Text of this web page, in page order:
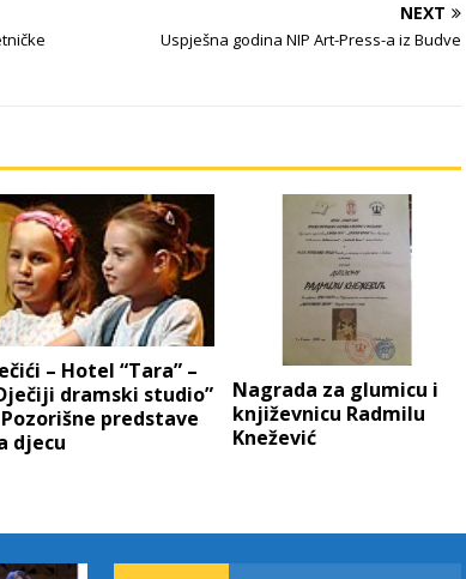
NEXT
Uspješna godina NIP Art-Press-a iz Budve
– Hotel “Tara” –
dramski studio”
predstave
djecu
Nagrada za glumicu i
književnicu Radmilu
Knežević